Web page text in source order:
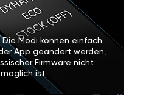
Die Modi können einfach
App geändert werden,
Firmware nicht
möglich ist.